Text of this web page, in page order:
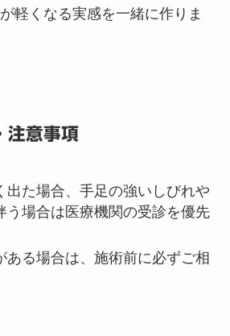
軽くなる実感を一緒に作りま
注意事項
出た場合、手足の強いしびれや
う場合は医療機関の受診を優先
ある場合は、施術前に必ずご相